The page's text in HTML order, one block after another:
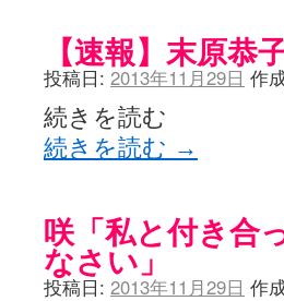
【速報】末原恭
投稿日: 2013年11月29日 作
続きを読む
続きを読む →
咲「私と付き
なさい」
投稿日: 2013年11月29日 作